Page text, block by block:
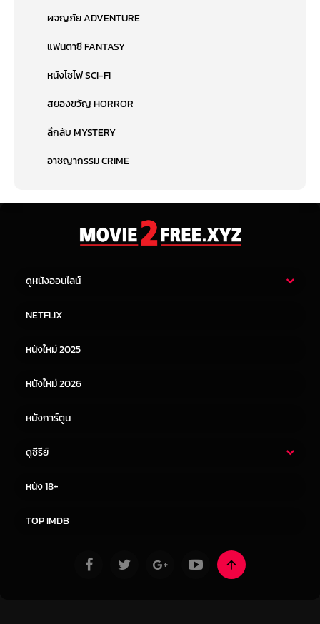
ผจญภัย ADVENTURE
แฟนตาซี FANTASY
หนังไซไฟ SCI-FI
สยองขวัญ HORROR
ลึกลับ MYSTERY
อาชญากรรม CRIME
ดูหนังออนไลน์
หนังจีน
NETFLIX
หนังใหม่ 2025
หนังใหม่ 2026
หนังการ์ตูน
ดูซีรีย์
หนัง 18+
TOP IMDB